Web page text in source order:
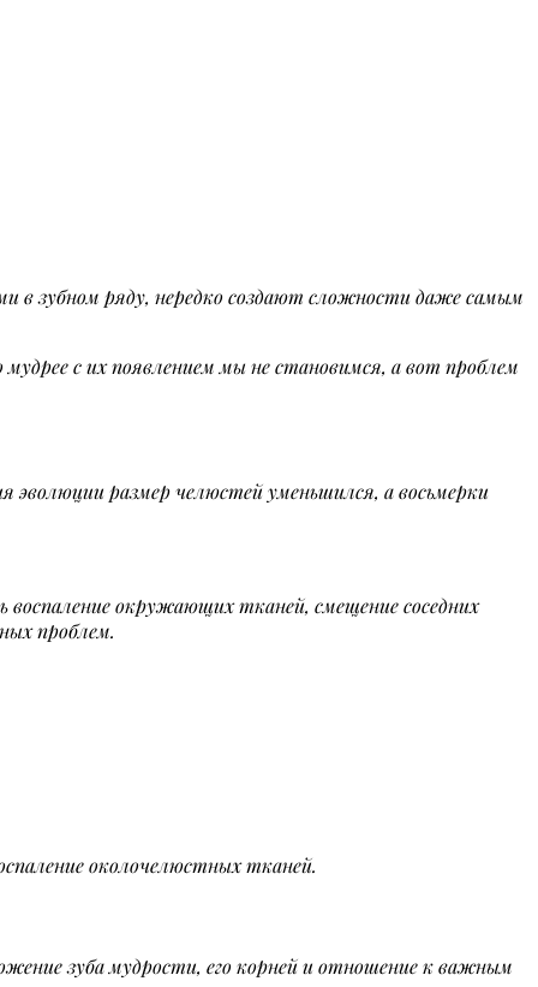
в зубном ряду, нередко создают сложности даже самым
с их появлением мы не становимся, а вот проблем
эволюции размер челюстей уменьшился, а восьмерки
окружающих тканей, смещение соседних
проблем.
околочелюстных тканей.
зуба мудрости, его корней и отношение к важным